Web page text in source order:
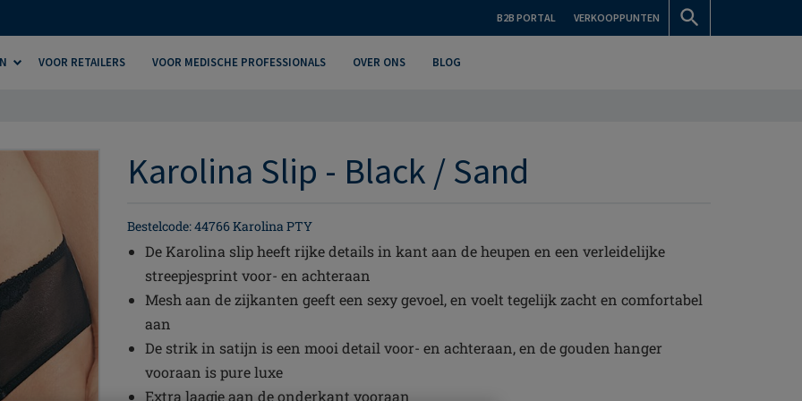
B2B PORTAL VERKOOPPUNTEN
VOOR RETAILERS VOOR MEDISCHE PROFESSIONALS OVER ONS BLOG
Karolina Slip - Black / Sand
Bestelcode: 44766 Karolina PTY
De Karolina slip heeft rijke details in kant aan de heupen en een verleidelijke
streepjesprint voor- en achteraan
Mesh aan de zijkanten geeft een sexy gevoel, en voelt tegelijk zacht en comfortabel
aan
De strik in satijn is een mooi detail voor- en achteraan, en de gouden hanger
vooraan is pure luxe
Extra laagje aan de onderkant vooraan